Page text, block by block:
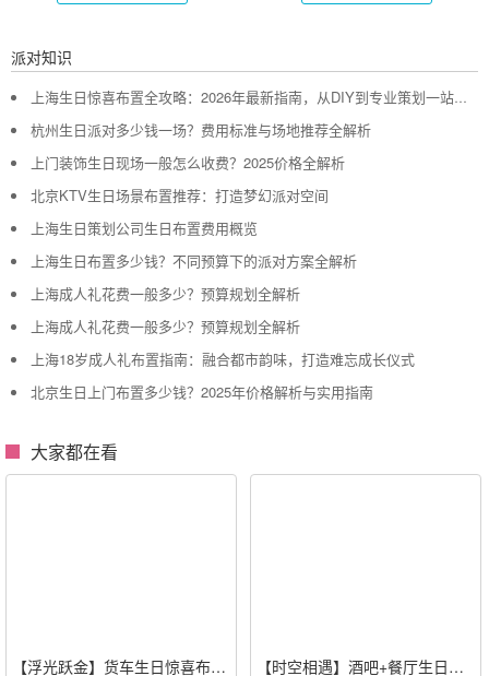
派对知识
上海生日惊喜布置全攻略：2026年最新指南，从DIY到专业策划一站搞定
杭州生日派对多少钱一场？费用标准与场地推荐全解析
上门装饰生日现场一般怎么收费？2025价格全解析
北京KTV生日场景布置推荐：打造梦幻派对空间
上海生日策划公司生日布置费用概览
上海生日布置多少钱？不同预算下的派对方案全解析
上海成人礼花费一般多少？预算规划全解析
上海成人礼花费一般多少？预算规划全解析
上海18岁成人礼布置指南：融合都市韵味，打造难忘成长仪式
北京生日上门布置多少钱？2025年价格解析与实用指南
大家都在看
【浮光跃金】货车生日惊喜布置 【时空相遇】酒吧+餐厅生日惊